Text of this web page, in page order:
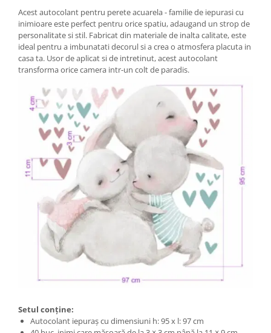
Acest autocolant pentru perete acuarela - familie de iepurasi cu
inimioare este perfect pentru orice spatiu, adaugand un strop de
personalitate si stil. Fabricat din materiale de inalta calitate, este
ideal pentru a imbunatati decorul si a crea o atmosfera placuta in
casa ta. Usor de aplicat si de intretinut, acest autocolant
transforma orice camera intr-un colt de paradis.
Setul conține:
Autocolant iepuraș cu dimensiuni h: 95 x l: 97 cm